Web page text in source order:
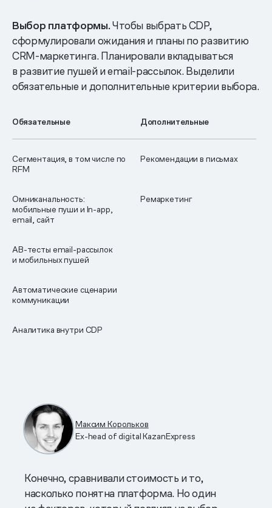
Выбор платформы.Чтобы выбрать CDP,
сформулировали ожидания и планы по развитию
CRM-маркетинга. Планировали вкладываться
в развитие пушей и email-рассылок. Выделили
обязательные и дополнительные критерии выбора.
Обязательные Дополнительные
Сегментация, в том числе по
RFM
Рекомендации в письмах
Омниканальность:
мобильные пуши и In-app,
email, сайт
Ремаркетинг
AB-тесты email-рассылок
и мобильных пушей
Автоматические сценарии
коммуникации
Аналитика внутри CDP
Максим Корольков
Ex-head of digital KazanExpress
Конечно, сравнивали стоимость и то,
насколько понятна платформа. Но один